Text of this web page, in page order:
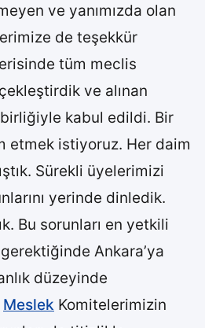
ve yanımızda olan
de teşekkür
tüm meclis
ve alınan
kabul edildi. Bir
etmek istiyoruz. Her daim
Sürekli üyelerimizi
yerinde dinledik.
Bu sorunları en yetkili
Ankara’ya
düzeyinde
Meslek Komitelerimizin